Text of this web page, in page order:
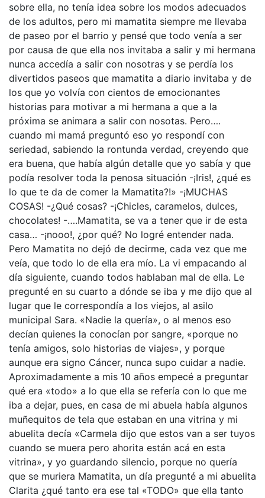
sobre ella, no tenía idea sobre los modos adecuados
de los adultos, pero mi mamatita siempre me llevaba
de paseo por el barrio y pensé que todo venía a ser
por causa de que ella nos invitaba a salir y mi hermana
nunca accedía a salir con nosotras y se perdía los
divertidos paseos que mamatita a diario invitaba y de
los que yo volvía con cientos de emocionantes
historias para motivar a mi hermana a que a la
próxima se animara a salir con nosotas. Pero….
cuando mi mamá preguntó eso yo respondí con
seriedad, sabiendo la rontunda verdad, creyendo que
era buena, que había algún detalle que yo sabía y que
podía resolver toda la penosa situación -¡Iris!, ¿qué es
lo que te da de comer la Mamatita?!» -¡MUCHAS
COSAS! -¿Qué cosas? -¡Chicles, caramelos, dulces,
chocolates! -….Mamatita, se va a tener que ir de esta
casa… -¡nooo!, ¿por qué? No logré entender nada.
Pero Mamatita no dejó de decirme, cada vez que me
veía, que todo lo de ella era mío. La vi empacando al
día siguiente, cuando todos hablaban mal de ella. Le
pregunté en su cuarto a dónde se iba y me dijo que al
lugar que le correspondía a los viejos, al asilo
municipal Sara. «Nadie la quería», o al menos eso
decían quienes la conocían por sangre, «porque no
tenía amigos, solo historias de viajes», y porque
aunque era signo Cáncer, nunca supo cuidar a nadie.
Aproximadamente a mis 10 años empecé a preguntar
qué era «todo» a lo que ella se refería con lo que me
iba a dejar, pues, en casa de mi abuela había algunos
muñequitos de tela que estaban en una vitrina y mi
abuelita decía «Carmela dijo que estos van a ser tuyos
cuando se muera pero ahorita están acá en esta
vitrina», y yo guardando silencio, porque no quería
que se muriera Mamatita, un día pregunté a mi abuelita
Clarita ¿qué tanto era ese tal «TODO» que ella tanto